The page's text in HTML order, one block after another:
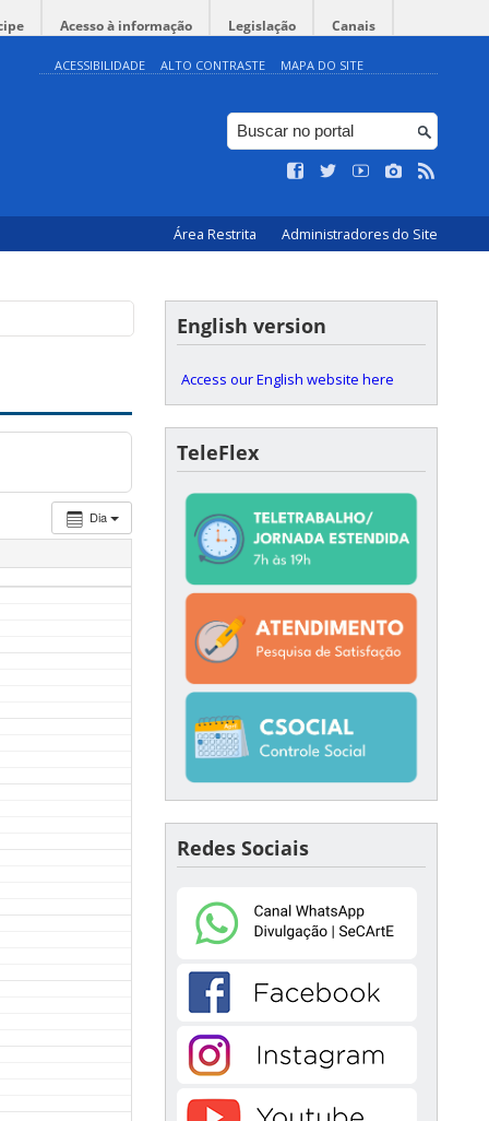
Acesso à informação Legislação Canais
ACESSIBILIDADE ALTO CONTRASTE MAPA DO SITE
Área Restrita Administradores do Site
Dia
English version
Access our English website here
TeleFlex
Redes Sociais